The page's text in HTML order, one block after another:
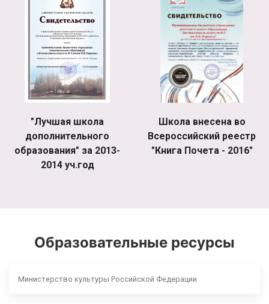
"Лучшая школа
дополнительного
образования" за 2013-
2014 уч.год
Школа внесена во
Всероссийский реестр
"Книга Почета - 2016"
Образовательные ресурсы
Министерство культуры Российской Федерации